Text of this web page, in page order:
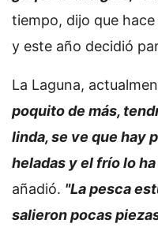
tiempo, dijo que
y este año decidió
La Laguna,
poquito de más,
linda, se ve que hay
heladas y el frío lo
añadió. "La pesca
salieron pocas